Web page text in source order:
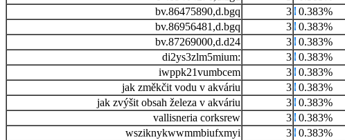
bv.86475890,d.bgq
3 0.383%
bv.86956481,d.bgq
3 0.383%
bv.87269000,d.d24
3 0.383%
di2ys3zlm5mium:
3 0.383%
iwppk21vumbcem
3 0.383%
jak změkčit vodu v akváriu
3 0.383%
jak zvýšit obsah železa v akváriu
3 0.383%
vallisneria corksrew
3 0.383%
wsziknykwwmmbiufxmyi
3 0.383%